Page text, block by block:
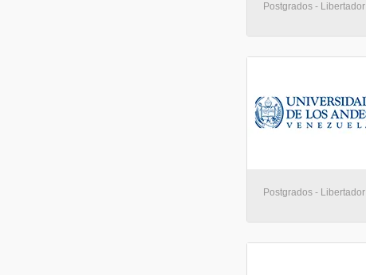
Postgrados - Libertador
Postgrados - Libertador